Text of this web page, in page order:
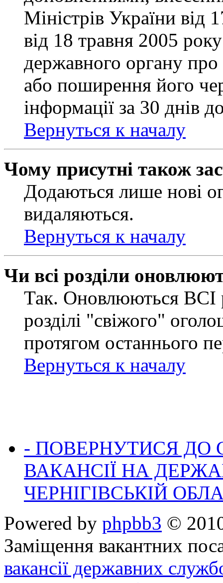
Міністрів України від
від 18 травня 2005
державного органу
або поширення його
інформації за 30 днів
Вернуться к началу
Чому присутні також
Додаються лише нові
видаляються.
Вернуться к началу
Чи всі розділи
Так. Оновлюються ВСІ
розділі "свіжого"
протягом останнього
Вернуться к началу
- ПОВЕРНУТИСЯ ДО
ВАКАНСІЇ НА
ЧЕРНІГІВСЬКІЙ
Powered by phpbb3 ©
Заміщення вакантних
вакансії державних